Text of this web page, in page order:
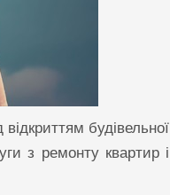
будівельної
з ремонту квартир і